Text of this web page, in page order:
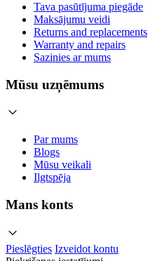
Tava pasūtījuma piegāde
Maksājumu veidi
Returns and replacements
Warranty and repairs
Sazinies ar mums
Mūsu uzņēmums
Par mums
Blogs
Mūsu veikali
Ilgtspēja
Mans konts
Pieslēgties Izveidot kontu